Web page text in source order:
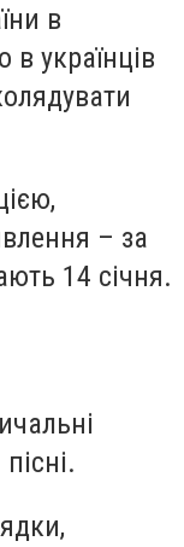
в
в українців
– за
14 січня.